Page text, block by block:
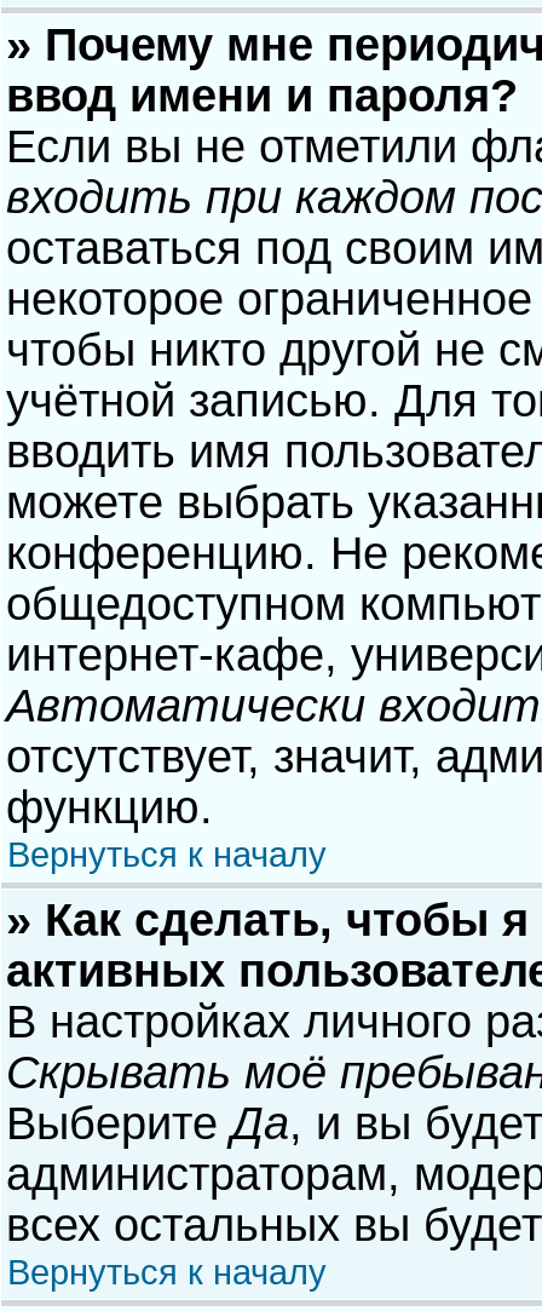
» Почему мне
ввод имени и пароля?
Если вы не отметили
входить при каждом
оставаться под своим
некоторое
чтобы никто другой не
учётной записью. Для
вводить имя
можете выбрать
конференцию. Не
общедоступном
интернет-кафе,
Автоматически
отсутствует, значит,
функцию.
Вернуться к началу
» Как сделать, чтобы
активных
В настройках личного
Скрывать моё
ВыберитеДа, и вы
администраторам,
всех остальных вы
Вернуться к началу